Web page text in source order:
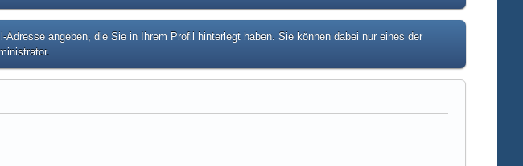
angeben, die Sie in Ihrem Profil hinterlegt haben. Sie können dabei nur eines der